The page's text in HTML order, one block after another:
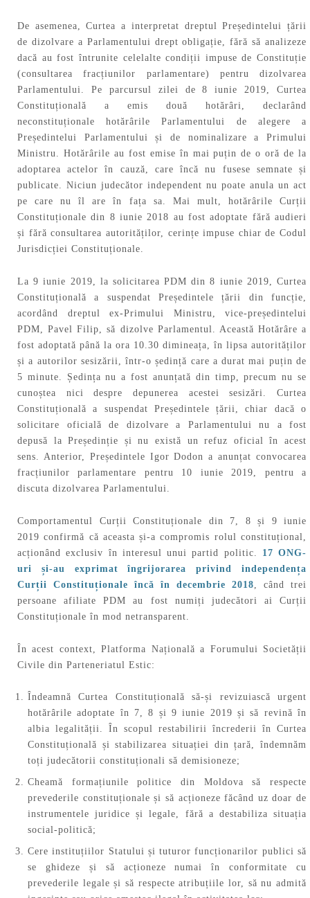
De asemenea, Curtea a interpretat dreptul Președintelui țării
de dizolvare a Parlamentului drept obligație, fără să analizeze
dacă au fost întrunite celelalte condiții impuse de Constituție
(consultarea fracțiunilor parlamentare) pentru dizolvarea
Parlamentului. Pe parcursul zilei de 8 iunie 2019, Curtea
Constituțională a emis două hotărâri, declarând
neconstituționale hotărârile Parlamentului de alegere a
Președintelui Parlamentului și de nominalizare a Primului
Ministru. Hotărârile au fost emise în mai puțin de o oră de la
adoptarea actelor în cauză, care încă nu fusese semnate și
publicate. Niciun judecător independent nu poate anula un act
pe care nu îl are în fața sa. Mai mult, hotărârile Curții
Constituționale din 8 iunie 2018 au fost adoptate fără audieri
și fără consultarea autorităților, cerințe impuse chiar de Codul
Jurisdicției Constituționale.
La 9 iunie 2019, la solicitarea PDM din 8 iunie 2019, Curtea
Constituțională a suspendat Președintele țării din funcție,
acordând dreptul ex-Primului Ministru, vice-președintelui
PDM, Pavel Filip, să dizolve Parlamentul. Această Hotărâre a
fost adoptată până la ora 10.30 dimineața, în lipsa autorităților
și a autorilor sesizării, într-o ședință care a durat mai puțin de
5 minute. Ședința nu a fost anunțată din timp, precum nu se
cunoștea nici despre depunerea acestei sesizări. Curtea
Constituțională a suspendat Președintele țării, chiar dacă o
solicitare oficială de dizolvare a Parlamentului nu a fost
depusă la Președinție și nu există un refuz oficial în acest
sens. Anterior, Președintele Igor Dodon a anunțat convocarea
fracțiunilor parlamentare pentru 10 iunie 2019, pentru a
discuta dizolvarea Parlamentului.
Comportamentul Curții Constituționale din 7, 8 și 9 iunie
2019 confirmă că aceasta și-a compromis rolul constituțional,
acționând exclusiv în interesul unui partid politic. 17 ONG-
uri și-au exprimat îngrijorarea privind independența
Curții Constituționale încă în decembrie 2018 , când trei
persoane afiliate PDM au fost numiți judecători ai Curții
Constituționale în mod netransparent.
În acest context, Platforma Națională a Forumului Societății
Civile din Parteneriatul Estic:
Îndeamnă Curtea Constituțională să-și revizuiască urgent
hotărârile adoptate în 7, 8 și 9 iunie 2019 și să revină în
albia legalității. În scopul restabilirii încrederii în Curtea
Constituțională și stabilizarea situației din țară, îndemnăm
toți judecătorii constituționali să demisioneze;
Cheamă formațiunile politice din Moldova să respecte
prevederile constituționale și să acționeze făcând uz doar de
instrumentele juridice și legale, fără a destabiliza situația
social-politică;
Cere instituțiilor Statului și tuturor funcționarilor publici să
se ghideze și să acționeze numai în conformitate cu
prevederile legale și să respecte atribuțiile lor, să nu admită